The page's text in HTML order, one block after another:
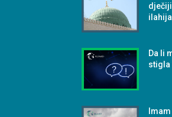
Da li
stigla